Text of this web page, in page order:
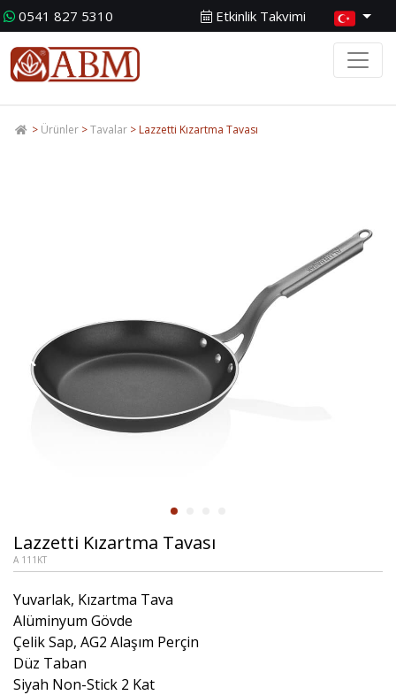
0541 827 5310 Etkinlik Takvimi
> Ürünler >Tavalar > Lazzetti Kızartma Tavası
Lazzetti Kızartma Tavası
A 111KT
Yuvarlak, Kızartma Tava
Alüminyum Gövde
Çelik Sap, AG2 Alaşım Perçin
Düz Taban
Siyah Non-Stick 2 Kat